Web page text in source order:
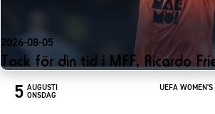
2026-08-05
Tack för din tid i MFF, Ricardo
ONSDAG
5 AUGUSTI UEFA